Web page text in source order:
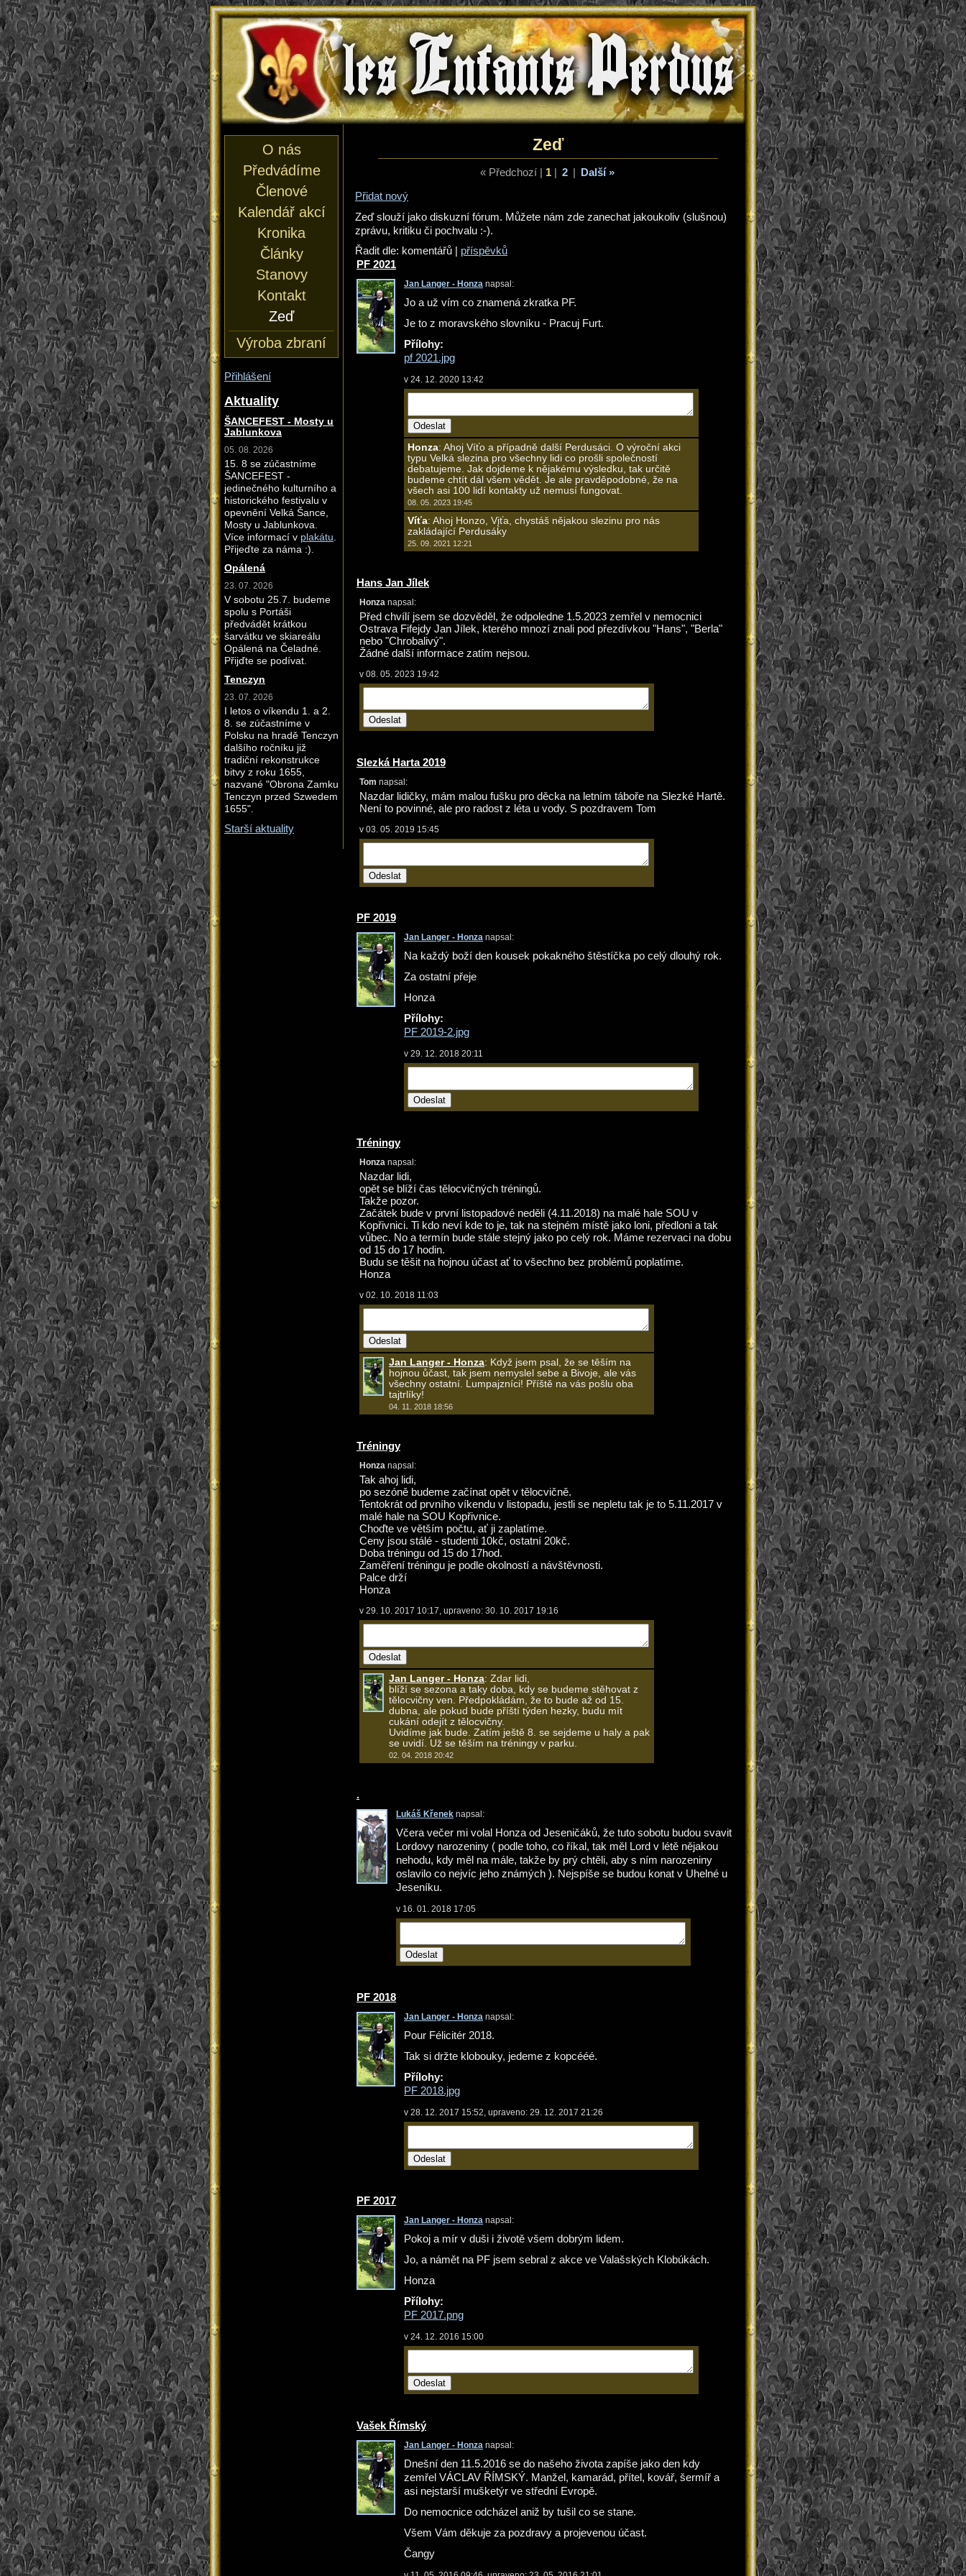
les Enfants Perdus
Zeď
« Předchozí | 1 | 2 | Další »
Přidat nový
Zeď slouží jako diskuzní fórum. Můžete nám zde zanechat jakoukoliv (slušnou)
zprávu, kritiku či pochvalu :-).
Řadit dle: komentářů | příspěvků
PF 2021
Jan Langer - Honza napsal:
Jo a už vím co znamená zkratka PF.
Je to z moravského slovníku - Pracuj Furt.
Přílohy:
pf 2021.jpg
v 24. 12. 2020 13:42
Honza: Ahoj Víťo a případně další Perdusáci. O výroční akci
typu Velká slezina pro všechny lidi co prošli společností
debatujeme. Jak dojdeme k nějakému výsledku, tak určitě
budeme chtít dál všem vědět. Je ale pravděpodobné, že na
všech asi 100 lidí kontakty už nemusí fungovat.
08. 05. 2023 19:45
Víťa: Ahoj Honzo, Vįťa, chystáš nějakou slezinu pro nás
zakládající Perdusáky
25. 09. 2021 12:21
Hans Jan Jílek
Honza napsal:
Před chvílí jsem se dozvěděl, že odpoledne 1.5.2023 zemřel v nemocnici
Ostrava Fifejdy Jan Jílek, kterého mnozí znali pod přezdívkou "Hans", "Berla"
nebo "Chrobalivý".
Žádné další informace zatím nejsou.
v 08. 05. 2023 19:42
Slezká Harta 2019
Tom napsal:
Nazdar lidičky, mám malou fušku pro děcka na letním táboře na Slezké Hartě.
Není to povinné, ale pro radost z léta u vody. S pozdravem Tom
v 03. 05. 2019 15:45
PF 2019
Jan Langer - Honza napsal:
Na každý boží den kousek pokakného štěstíčka po celý dlouhý rok.
Za ostatní přeje
Honza
Přílohy:
PF 2019-2.jpg
v 29. 12. 2018 20:11
Tréningy
Honza napsal:
Nazdar lidi,
opět se blíží čas tělocvičných tréningů.
Takže pozor.
Začátek bude v první listopadové neděli (4.11.2018) na malé hale SOU v
Kopřivnici. Ti kdo neví kde to je, tak na stejném místě jako loni, předloni a tak
vůbec. No a termín bude stále stejný jako po celý rok. Máme rezervaci na dobu
od 15 do 17 hodin.
Budu se těšit na hojnou účast ať to všechno bez problémů poplatíme.
Honza
v 02. 10. 2018 11:03
Jan Langer - Honza: Když jsem psal, že se těším na
hojnou ůčast, tak jsem nemyslel sebe a Bivoje, ale vás
všechny ostatní. Lumpajzníci! Příště na vás pošlu oba
tajtrlíky!
04. 11. 2018 18:56
Tréningy
Honza napsal:
Tak ahoj lidi,
po sezóně budeme začínat opět v tělocvičně.
Tentokrát od prvního víkendu v listopadu, jestli se nepletu tak je to 5.11.2017 v
malé hale na SOU Kopřivnice.
Choďte ve větším počtu, ať ji zaplatíme.
Ceny jsou stálé - studenti 10kč, ostatní 20kč.
Doba tréningu od 15 do 17hod.
Zaměření tréningu je podle okolností a návštěvnosti.
Palce drží
Honza
v 29. 10. 2017 10:17, upraveno: 30. 10. 2017 19:16
Jan Langer - Honza: Zdar lidi,
blíží se sezona a taky doba, kdy se budeme stěhovat z
tělocvičny ven. Předpokládám, že to bude až od 15.
dubna, ale pokud bude příští týden hezky, budu mít
cukání odejít z tělocvičny.
Uvidíme jak bude. Zatím ještě 8. se sejdeme u haly a pak
se uvidí. Už se těším na tréningy v parku.
02. 04. 2018 20:42
.
Lukáš Křenek napsal:
Včera večer mi volal Honza od Jeseničáků, že tuto sobotu budou svavit
Lordovy narozeniny ( podle toho, co říkal, tak měl Lord v létě nějakou
nehodu, kdy měl na mále, takže by prý chtěli, aby s ním narozeniny
oslavilo co nejvíc jeho známých ). Nejspíše se budou konat v Uhelné u
Jeseníku.
v 16. 01. 2018 17:05
PF 2018
Jan Langer - Honza napsal:
Pour Félicitér 2018.
Tak si držte klobouky, jedeme z kopcééé.
Přílohy:
PF 2018.jpg
v 28. 12. 2017 15:52, upraveno: 29. 12. 2017 21:26
PF 2017
Jan Langer - Honza napsal:
Pokoj a mír v duši i životě všem dobrým lidem.
Jo, a námět na PF jsem sebral z akce ve Valašských Klobúkách.
Honza
Přílohy:
PF 2017.png
v 24. 12. 2016 15:00
Vašek Římský
Jan Langer - Honza napsal:
Dnešní den 11.5.2016 se do našeho života zapíše jako den kdy
zemřel VÁCLAV ŘÍMSKÝ. Manžel, kamarád, přítel, kovář, šermíř a
asi nejstarší mušketýr ve střední Evropě.
Do nemocnice odcházel aniž by tušil co se stane.
Všem Vám děkuje za pozdravy a projevenou účast.
Čangy
O nás
Předvádíme
Členové
Kalendář akcí
Kronika
Články
Stanovy
Kontakt
Zeď
Výroba zbraní
Přihlášení
Aktuality
ŠANCEFEST - Mosty u
Jablunkova
05. 08. 2026
15. 8 se zúčastníme
ŠANCEFEST -
jedinečného kulturního a
historického festivalu v
opevnění Velká Šance,
Mosty u Jablunkova.
Více informací v plakátu.
Přijeďte za náma :).
Opálená
23. 07. 2026
V sobotu 25.7. budeme
spolu s Portáši
předvádět krátkou
šarvátku ve skiareálu
Opálená na Čeladné.
Přijďte se podívat.
Tenczyn
23. 07. 2026
I letos o víkendu 1. a 2.
8. se zúčastníme v
Polsku na hradě Tenczyn
dalšího ročníku již
tradiční rekonstrukce
bitvy z roku 1655,
nazvané "Obrona Zamku
Tenczyn przed Szwedem
1655".
Starší aktuality